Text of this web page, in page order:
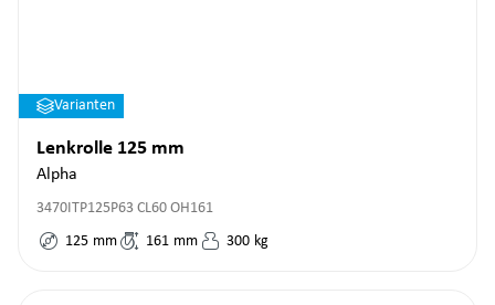
Varianten
Lenkrolle 125 mm
Alpha
3470ITP125P63 CL60 OH161
125 mm 161 mm 300 kg